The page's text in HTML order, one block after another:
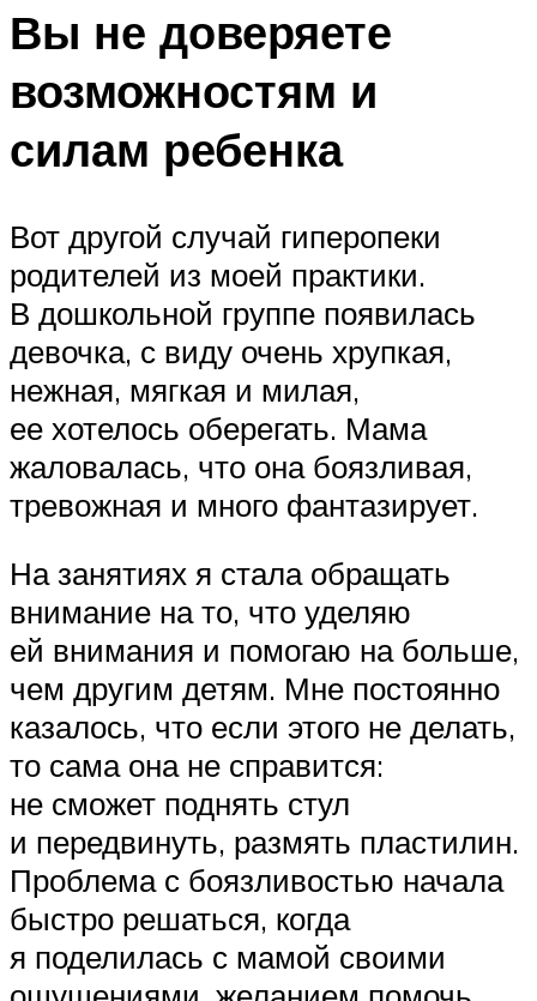
Вы не доверяете
возможностям и
силам ребенка
Вот другой случай гиперопеки
родителей из моей практики.
В дошкольной группе появилась
девочка, с виду очень хрупкая,
нежная, мягкая и милая,
ее хотелось оберегать. Мама
жаловалась, что она боязливая,
тревожная и много фантазирует.
На занятиях я стала обращать
внимание на то, что уделяю
ей внимания и помогаю на больше,
чем другим детям. Мне постоянно
казалось, что если этого не делать,
то сама она не справится:
не сможет поднять стул
и передвинуть, размять пластилин.
Проблема с боязливостью начала
быстро решаться, когда
я поделилась с мамой своими